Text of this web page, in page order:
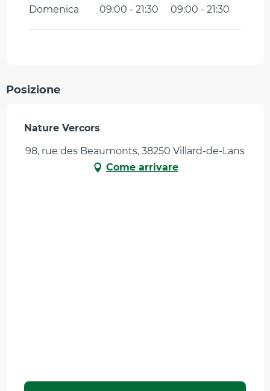
Domenica 09:00 - 21:30 09:00 - 21:30
Posizione
Nature Vercors
98, rue des Beaumonts, 38250 Villard-de-Lans
Come arrivare